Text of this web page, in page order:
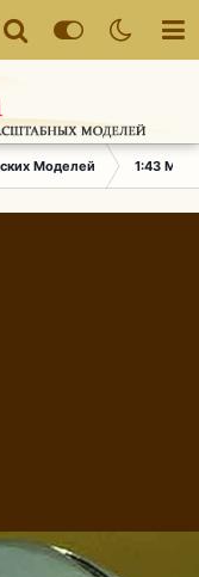
Моделей 1:43